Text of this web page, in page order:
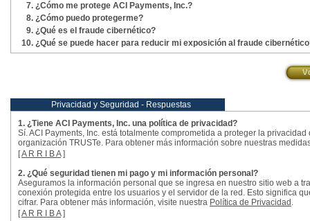
¿Cómo me protege ACI Payments, Inc.?
¿Cómo puedo protegerme?
¿Qué es el fraude cibernético?
¿Qué se puede hacer para reducir mi exposición al fraude
Privacidad y Seguridad - Respuestas
1. ¿Tiene ACI Payments, Inc. una política de privacidad?
Sí. ACI Payments, Inc. está totalmente comprometida a proteger la
organización TRUSTe. Para obtener más información sobre nuestras
[A R R I B A]
2. ¿Qué seguridad tienen mi pago y mi información personal?
Aseguramos la información personal que se ingresa en nuestro sitio web a
conexión protegida entre los usuarios y el servidor de la red. Esto significa
cifrar. Para obtener más información, visite nuestra Política de Privacidad .
[A R R I B A]